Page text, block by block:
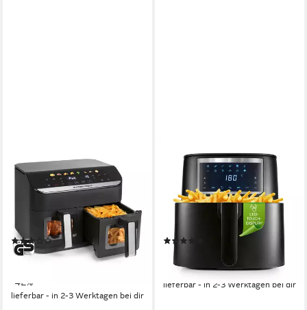
Heißluftfritteuse Airfryer mit
Doppelkorb 2x 4,5l 2400W
Kapazität
80-200 °C Temperatur
(4)
104,49 € UVP179,99 €
-42%
lieferbar - in 2-3 Werktagen bei dir
GOURMETMAXX
Heißluftfritteuse
Heißluftfritteuse 6,5 l
1700W Leistung
60-200 °C
Temperatur
65,99 €
-49%
lieferbar - in 2-3 Werktagen bei dir